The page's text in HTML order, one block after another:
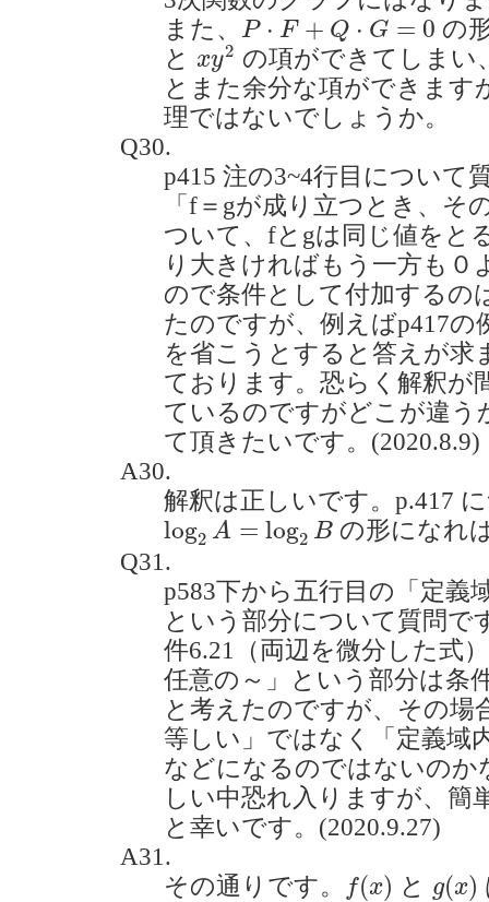
また、 P ⋅ F + Q ⋅ G = 0
P⋅ F +Q ⋅ G= 0
の
と xy2
xy2 の項ができてしまい
とまた余分な項ができます
理ではないでしょうか。
Q30.
p415 注の3~4行目について
「f＝gが成り立つとき、そ
ついて、fとgは同じ値をと
り大きければもう一方も０
ので条件として付加するの
たのですが、例えばp417の
を省こうとすると答えが求
ております。恐らく解釈が
ているのですがどこが違う
て頂きたいです。(2020.8.9)
A30.
解釈は正しいです。p.417
log2 A = log2 B
log2A=log2 B
の形になれ
Q31.
p583下から五行目の「定義
という部分について質問で
件6.21（両辺を微分した式
任意の～」という部分は条
と考えたのですが、その場
等しい」ではなく「定義域
などになるのではないのか
しい中恐れ入りますが、簡
と幸いです。(2020.9.27)
A31.
その通りです。
f(x)
f(x と g(x)
( )